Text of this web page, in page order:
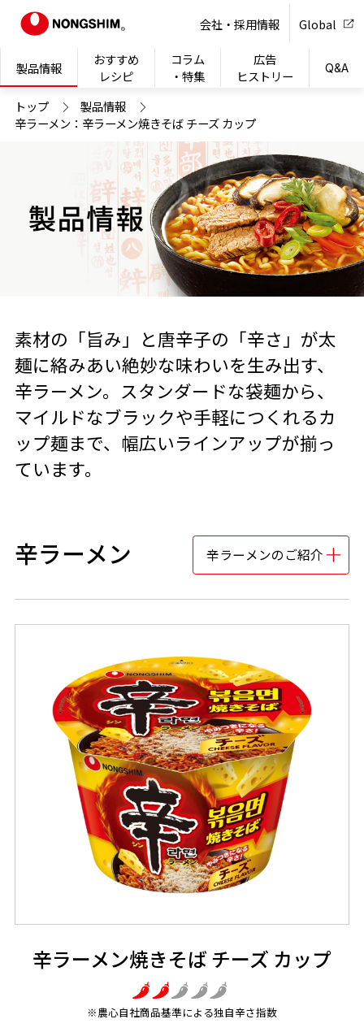
製品情報
おすすめ
レシピ
コラム
・特集
広告
ヒストリー
Q&A
会社・採用情報 Global
トップ
製品情報
辛ラーメン：辛ラーメン焼きそば チーズ カップ
素材の「旨み」と唐辛子の「辛さ」が太
麺に絡みあい絶妙な味わいを生み出す、
辛ラーメン。スタンダードな袋麺から、
マイルドなブラックや手軽につくれるカ
ップ麺まで、幅広いラインアップが揃っ
ています。
辛ラーメン 辛ラーメンのご紹介
辛ラーメン焼きそば チーズ カップ
※農心自社商品基準による独自辛さ指数